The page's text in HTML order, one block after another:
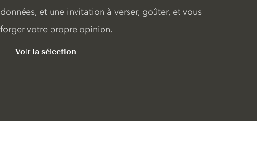
données, et une invitation à verser, goûter, et vous
forger votre propre opinion.
Voir la sélection